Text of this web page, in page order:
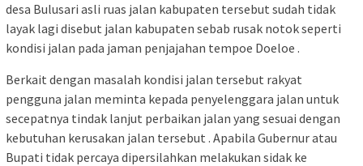
desa Bulusari asli ruas jalan kabupaten tersebut sudah tidak
layak lagi disebut jalan kabupaten sebab rusak notok seperti
kondisi jalan pada jaman penjajahan tempoe Doeloe .
Berkait dengan masalah kondisi jalan tersebut rakyat
pengguna jalan meminta kepada penyelenggara jalan untuk
secepatnya tindak lanjut perbaikan jalan yang sesuai dengan
kebutuhan kerusakan jalan tersebut . Apabila Gubernur atau
Bupati tidak percaya dipersilahkan melakukan sidak ke